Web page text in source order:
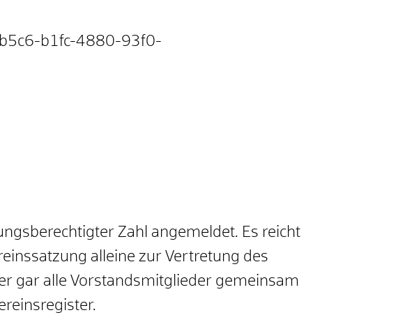
b1fc-4880-93f0-
Zahl angemeldet. Es reicht
alleine zur Vertretung des
gar alle Vorstandsmitglieder gemeinsam